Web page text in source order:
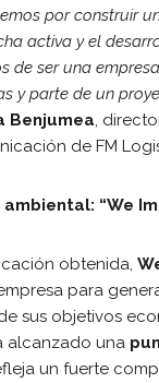
por construir
activa y el
de ser una
y parte de un
Benjumea,
de FM
“We
obtenida,
para
sus objetivos
alcanzado una
un fuerte